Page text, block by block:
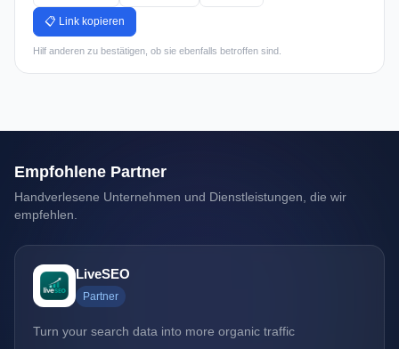
📋 Link kopieren
Hilf anderen zu bestätigen, ob sie ebenfalls betroffen sind.
Empfohlene Partner
Handverlesene Unternehmen und Dienstleistungen, die wir
empfehlen.
LiveSEO
Partner
Turn your search data into more organic traffic